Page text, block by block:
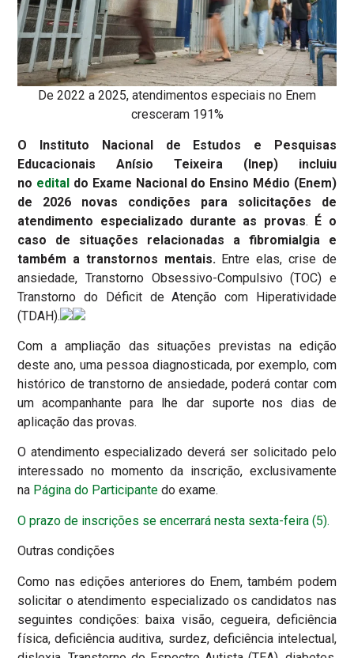
De 2022 a 2025, atendimentos especiais no Enem
cresceram 191%
O Instituto Nacional de Estudos e Pesquisas
Educacionais Anísio Teixeira (Inep) incluiu
no edital do Exame Nacional do Ensino Médio (Enem)
de 2026 novas condições para solicitações de
atendimento especializado durante as provas. É o
caso de situações relacionadas a fibromialgia e
também a transtornos mentais. Entre elas, crise de
ansiedade, Transtorno Obsessivo-Compulsivo (TOC) e
Transtorno do Déficit de Atenção com Hiperatividade
(TDAH).
Com a ampliação das situações previstas na edição
deste ano, uma pessoa diagnosticada, por exemplo, com
histórico de transtorno de ansiedade, poderá contar com
um acompanhante para lhe dar suporte nos dias de
aplicação das provas.
O atendimento especializado deverá ser solicitado pelo
interessado no momento da inscrição, exclusivamente
na Página do Participante do exame.
O prazo de inscrições se encerrará nesta sexta-feira (5).
Outras condições
Como nas edições anteriores do Enem, também podem
solicitar o atendimento especializado os candidatos nas
seguintes condições: baixa visão, cegueira, deficiência
física, deficiência auditiva, surdez, deficiência intelectual,